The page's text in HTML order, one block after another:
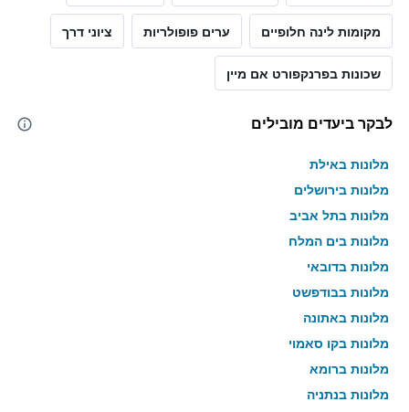
מקומות לינה חלופיים ערים פופולריות ציוני דרך
שכונות בפרנקפורט אם מיין
לבקר ביעדים מובילים
מלונות באילת
מלונות בירושלים
מלונות בתל אביב
מלונות בים המלח
מלונות בדובאי
מלונות בבודפשט
מלונות באתונה
מלונות בקו סאמוי
מלונות ברומא
מלונות בנתניה